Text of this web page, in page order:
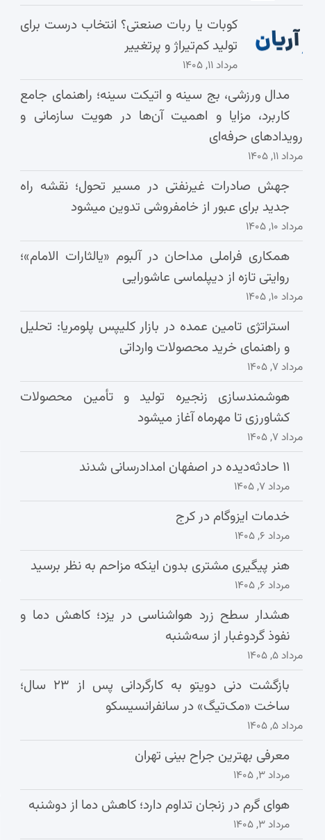
کوبات یا ربات صنعتی؟ انتخاب درست برای
تولید کم‌تیراژ و پرتغییر
مرداد ۱۱, ۱۴۰۵
مدال ورزشی، بج سینه و اتیکت سینه؛ راهنمای جامع
کاربرد، مزایا و اهمیت آن‌ها در هویت سازمانی و
رویدادهای حرفه‌ای
مرداد ۱۱, ۱۴۰۵
جهش صادرات غیرنفتی در مسیر تحول؛ نقشه راه
جدید برای عبور از خامفروشی تدوین میشود
مرداد ۱۰, ۱۴۰۵
همکاری فراملی مداحان در آلبوم «یالثارات الامام»؛
روایتی تازه از دیپلماسی عاشورایی
مرداد ۱۰, ۱۴۰۵
استراتژی تامین عمده در بازار کلیپس پلومریا: تحلیل
و راهنمای خرید محصولات وارداتی
مرداد ۷, ۱۴۰۵
هوشمندسازی زنجیره تولید و تأمین محصولات
کشاورزی تا مهرماه آغاز میشود
مرداد ۷, ۱۴۰۵
۱۱ حادثه‌دیده در اصفهان امدادرسانی شدند
مرداد ۷, ۱۴۰۵
خدمات ایزوگام در کرج
مرداد ۶, ۱۴۰۵
هنر پیگیری مشتری بدون اینکه مزاحم به نظر برسید
مرداد ۶, ۱۴۰۵
هشدار سطح زرد هواشناسی در یزد؛ کاهش دما و
نفوذ گردوغبار از سه‌شنبه
مرداد ۵, ۱۴۰۵
بازگشت دنی دویتو به کارگردانی پس از ۲۳ سال؛
ساخت «مک‌تیگ» در سانفرانسیسکو
مرداد ۵, ۱۴۰۵
معرفی بهترین جراح بینی تهران
مرداد ۳, ۱۴۰۵
هوای گرم در زنجان تداوم دارد؛ کاهش دما از دوشنبه
مرداد ۳, ۱۴۰۵